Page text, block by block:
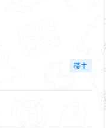
楼主